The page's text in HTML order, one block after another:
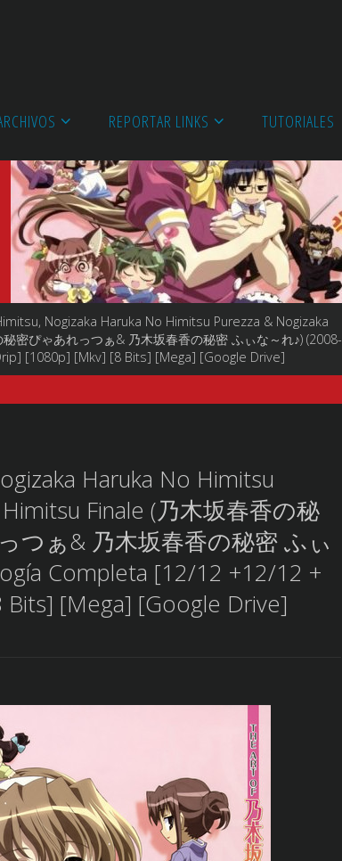
REPORTAR LINKS TUTORIALES
Nogizaka Haruka No Himitsu Purezza & Nogizaka
密ぴゃあれっつぁ& 乃木坂春香の秘密 ふぃな～れ♪) (2008-
[1080p] [Mkv] [8 Bits] [Mega] [Google Drive]
Haruka No Himitsu
Finale (乃木坂春香の秘
つぁ& 乃木坂春香の秘密 ふぃ
Completa [12/12 +12/12 +
[Mega] [Google Drive]